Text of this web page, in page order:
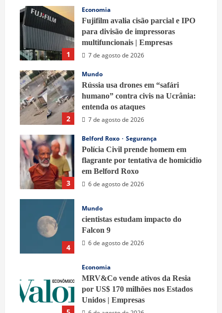
1
Economia
Fujifilm avalia cisão parcial e IPO
para divisão de impressoras
multifuncionais | Empresas
7 de agosto de 2026
2
Mundo
Rússia usa drones em “safári
humano” contra civis na Ucrânia:
entenda os ataques
7 de agosto de 2026
3
Belford Roxo
Segurança
Polícia Civil prende homem em
flagrante por tentativa de homicídio
em Belford Roxo
6 de agosto de 2026
4
Mundo
cientistas estudam impacto do
Falcon 9
6 de agosto de 2026
Economia
MRV&Co vende ativos da Resia
por US$ 170 milhões nos Estados
Unidos | Empresas